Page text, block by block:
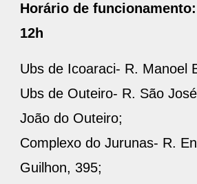
Horário de
12h
Ubs de Icoaraci- R. Manoel
Ubs de Outeiro- R. São
João do Outeiro;
Complexo do Jurunas- R.
Guilhon, 395;